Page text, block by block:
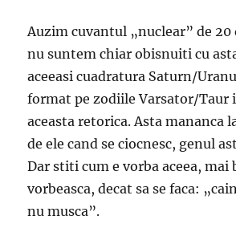
Auzim cuvantul „nuclear” de 20
nu suntem chiar obisnuiti cu
aceeasi cuadratura Saturn/
format pe zodiile Varsator/Taur
aceasta retorica. Asta mananca
de ele cand se ciocnesc, genul
Dar stiti cum e vorba aceea, mai
vorbeasca, decat sa se faca:
nu musca”.